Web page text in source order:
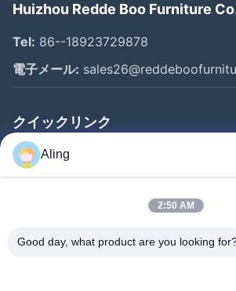
Huizhou Redde Boo Furniture
Tel: 86--18923729878
電子メール:
クイックリンク
ホーム
製品
企業情報
Aling
2:50 AM
Good day, what product are you looking